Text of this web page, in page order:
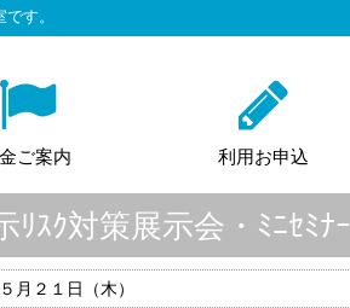
す。
ご案内 利用お申込
ﾘｽｸ対策展示会・ﾐﾆｾﾐﾅｰ
月２１日（木）